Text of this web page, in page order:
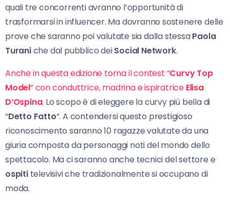
quali tre concorrenti avranno l’opportunità di
trasformarsi in influencer. Ma dovranno sostenere delle
prove che saranno poi valutate sia dalla stessaPaola
Turaniche dal pubblico deiSocial Network.
Anche in questa edizione torna il contest “Curvy Top
Model” con conduttrice, madrina e ispiratrice Elisa
D’Ospina. Lo scopo è di eleggere la curvy più bella di
“Detto Fatto“. A contendersi questo prestigioso
riconoscimento saranno 10 ragazze valutate da una
giuria composta da personaggi noti del mondo dello
spettacolo. Ma ci saranno anche tecnici del settore e
ospititelevisivi che tradizionalmente si occupano di
moda.